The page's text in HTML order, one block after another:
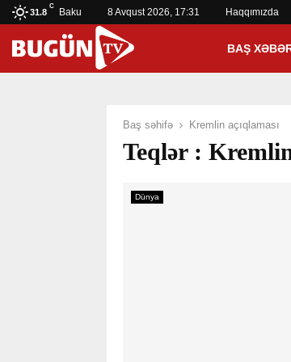
31.8
C
Baku 8 Avqust 2026, 17:31 Haqqımızda
BAŞ
Baş səhifə Kremlin açıqlaması
Teqlər : Kremlin
Dünya